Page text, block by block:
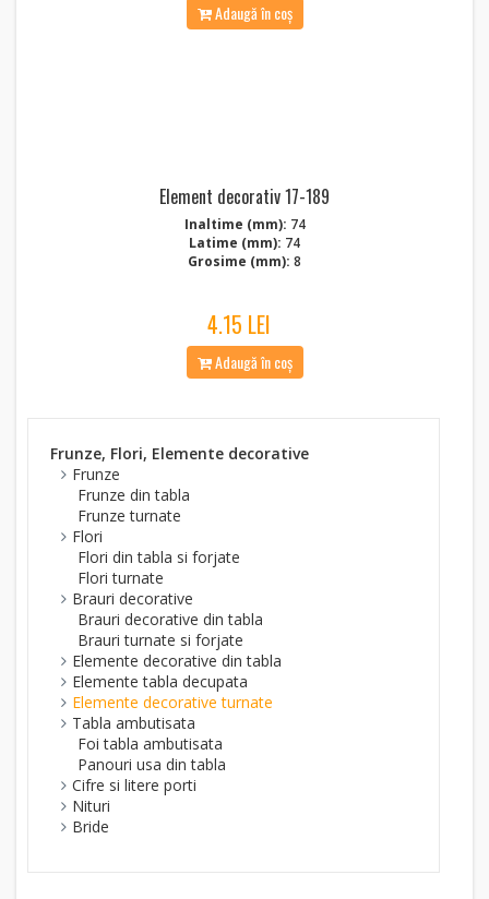
Adaugă în coș
Element decorativ 17-189
Inaltime (mm): 74
Latime (mm): 74
Grosime (mm): 8
4.15 LEI
Adaugă în coș
Frunze, Flori, Elemente decorative
Frunze
Frunze din tabla
Frunze turnate
Flori
Flori din tabla si forjate
Flori turnate
Brauri decorative
Brauri decorative din tabla
Brauri turnate si forjate
Elemente decorative din tabla
Elemente tabla decupata
Elemente decorative turnate
Tabla ambutisata
Foi tabla ambutisata
Panouri usa din tabla
Cifre si litere porti
Nituri
Bride